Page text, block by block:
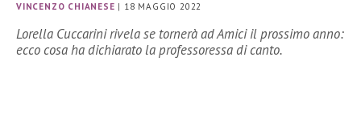
VINCENZO CHIANESE | 18 MAGGIO 2022
Lorella Cuccarini rivela se tornerà ad Amici il prossimo anno:
ecco cosa ha dichiarato la professoressa di canto.